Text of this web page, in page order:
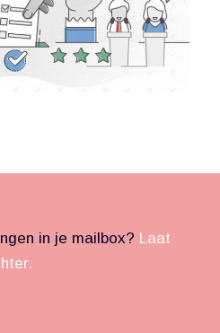
in je mailbox? Laat